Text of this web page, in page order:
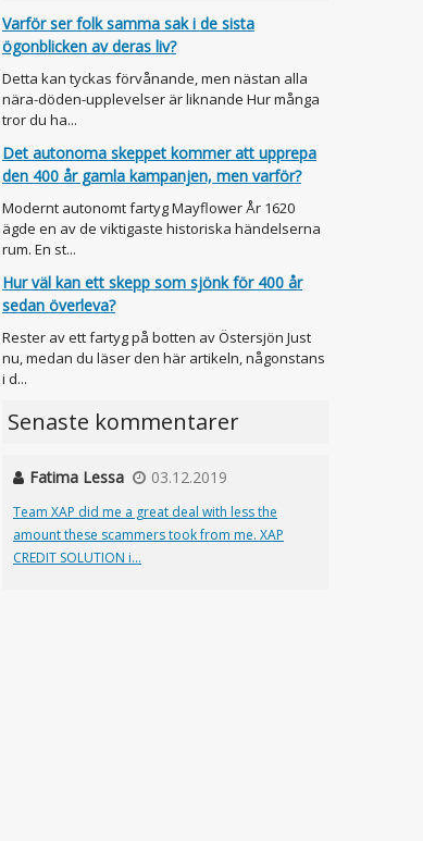
Varför ser folk samma sak i de sista
ögonblicken av deras liv?
Detta kan tyckas förvånande, men nästan alla
nära-döden-upplevelser är liknande Hur många
tror du ha...
Det autonoma skeppet kommer att upprepa
den 400 år gamla kampanjen, men varför?
Modernt autonomt fartyg Mayflower År 1620
ägde en av de viktigaste historiska händelserna
rum. En st...
Hur väl kan ett skepp som sjönk för 400 år
sedan överleva?
Rester av ett fartyg på botten av Östersjön Just
nu, medan du läser den här artikeln, någonstans
i d...
Senaste kommentarer
Fatima Lessa 03.12.2019
Team XAP did me a great deal with less the
amount these scammers took from me. XAP
CREDIT SOLUTION i...